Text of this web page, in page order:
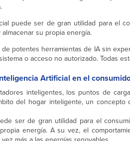
puede ser de gran utilidad para el
su propia energía.
potentes herramientas de IA sin
o acceso no autorizado. Todas
Artificial en el
inteligentes, los puntos de
del hogar inteligente, un concepto
ser de gran utilidad para el
energía. A su vez, el